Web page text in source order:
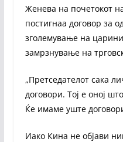
Женева на почетокот
постигнаа договор за
зголемување на
замрзнување на
„Претседателот сака
договори. Тој е оној
Ќе имаме уште
Иако Кина не објави